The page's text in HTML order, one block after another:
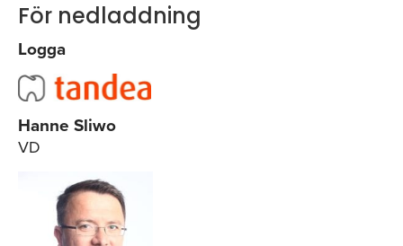
För nedladdning
Logga
Hanne Sliwo
VD